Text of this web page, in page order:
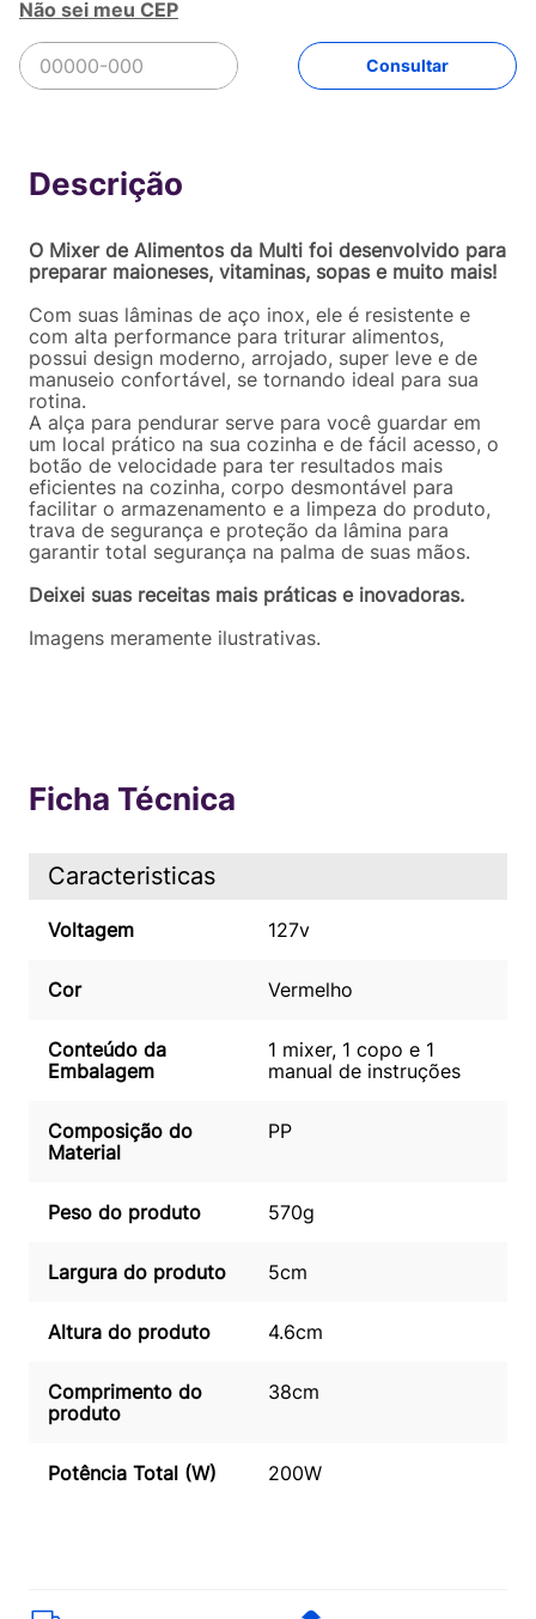
Não sei meu CEP
R$119,90
59
O Mixer de Alimentos da Multi foi desenvolvido para
preparar maioneses, vitaminas, sopas e muito mais!
Com suas lâminas de aço inox, ele é resistente e
com alta performance para triturar alimentos,
possui design moderno, arrojado, super leve e de
manuseio confortável, se tornando ideal para sua
rotina.
A alça para pendurar serve para você guardar em
um local prático na sua cozinha e de fácil acesso, o
botão de velocidade para ter resultados mais
eficientes na cozinha, corpo desmontável para
facilitar o armazenamento e a limpeza do produto,
trava de segurança e proteção da lâmina para
garantir total segurança na palma de suas mãos.
Deixei suas receitas mais práticas e inovadoras.
Imagens meramente ilustrativas.
Ficha Técnica
Caracteristicas
Voltagem 127v
Cor Vermelho
Conteúdo da
Embalagem
1 mixer, 1 copo e 1
manual de instruções
Composição do
Material
PP
Peso do produto 570g
Largura do produto 5cm
Altura do produto 4.6cm
Comprimento do
produto
38cm
Potência Total (W) 200W